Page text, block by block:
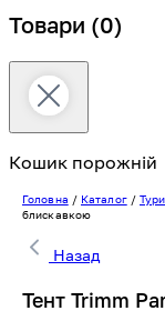
Товари (0)
Кошик порожній
Головна / Каталог/
блискавкою
Назад
Тент Trimm